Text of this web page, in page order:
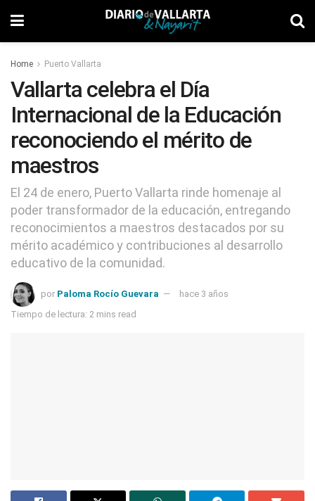
Home Puerto Vallarta
Vallarta celebra el Día
Internacional de la Educación
reconociendo el mérito de
maestros
El 24 de enero, Puerto Vallarta rinde homenaje al
poder transformador de la educación, entregando
reconocimientos a maestros destacados por su
mérito académico y contribuciones al desarrollo
educativo de la comunidad.
por Paloma Rocío Guevara
hace 3 años
Tiempo de lectura: 2 mins read